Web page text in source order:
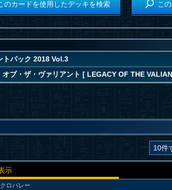
のカードを使用したデッキを検索 こ
トパック 2018 Vol.3
オブ・ザ・ヴァリアント [ LEGACY OF THE
示
ロバレー